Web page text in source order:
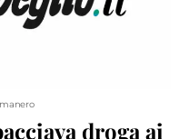
droga ai